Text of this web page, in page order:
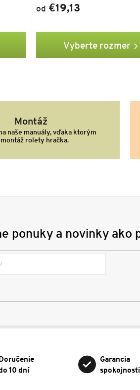
od €19,13
Vyberte rozmer
Montáž
naše manuály, vďaka ktorým
rolety hračka.
ponuky a novinky ako
10 dní
Garancia
spokojnosti